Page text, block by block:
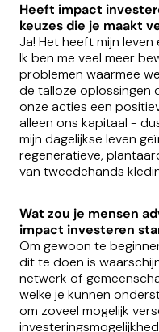
Heeft impact
keuzes die je maakt
Ja! Het heeft mijn
Ik ben me veel meer
problemen waarmee
de talloze oplossingen
onze acties een
alleen ons kapitaal -
mijn dagelijkse leven
regeneratieve,
van tweedehands
Wat zou je mensen
impact investeren
Om gewoon te
dit te doen is
netwerk of
welke je kunnen
om zoveel mogelijk